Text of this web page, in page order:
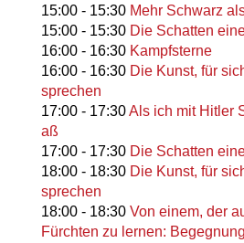
15:00- 15:30 Mehr Schwarz
15:00- 15:30 Die Schatten
16:00- 16:30 Kampfsterne
16:00- 16:30 Die Kunst, für
sprechen
17:00- 17:30Als ich mit Hitler
aß
17:00- 17:30 Die Schatten
18:00- 18:30 Die Kunst, für
sprechen
18:00- 18:30 Von einem, der
Fürchten zu lernen: